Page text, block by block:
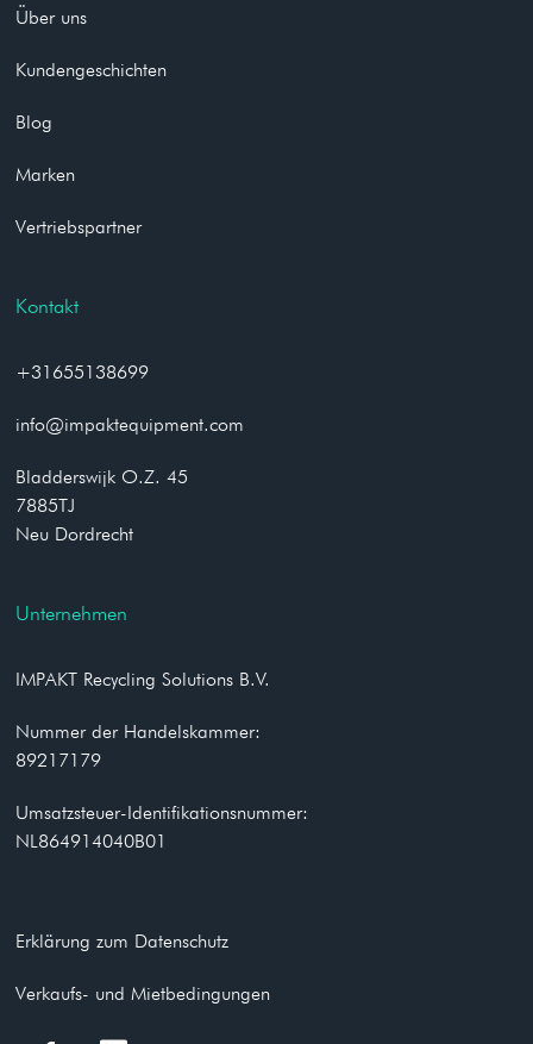
Über uns
Kundengeschichten
Blog
Marken
Vertriebspartner
Kontakt
+31655138699
info@impaktequipment.com
Bladderswijk O.Z. 45
7885TJ
Neu Dordrecht
Unternehmen
IMPAKT Recycling Solutions B.V.
Nummer der Handelskammer:
89217179
Umsatzsteuer-Identifikationsnummer:
NL864914040B01
Erklärung zum Datenschutz
Verkaufs- und Mietbedingungen